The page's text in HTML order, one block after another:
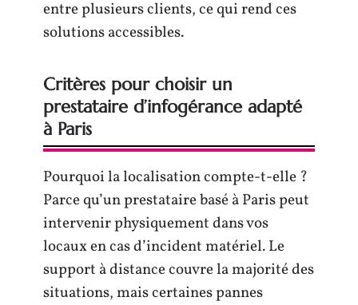
entre plusieurs clients, ce qui rend ces
solutions accessibles.
Critères pour choisir un
prestataire d’infogérance adapté
à Paris
Pourquoi la localisation compte-t-elle ?
Parce qu’un prestataire basé à Paris peut
intervenir physiquement dans vos
locaux en cas d’incident matériel. Le
support à distance couvre la majorité des
situations, mais certaines pannes